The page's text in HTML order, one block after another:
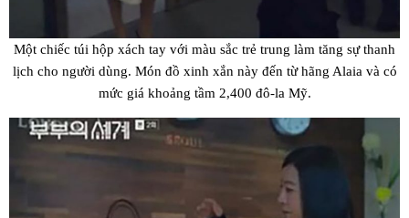
Một chiếc túi hộp xách tay với màu sắc trẻ trung làm tăng sự thanh
lịch cho người dùng. Món đồ xinh xắn này đến từ hãng Alaia và có
mức giá khoảng tầm 2,400 đô-la Mỹ.